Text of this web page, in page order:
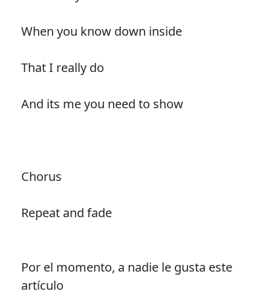
When you know down inside
That I really do
And its me you need to show
Chorus
Repeat and fade
Por el momento, a nadie le gusta este
artículo